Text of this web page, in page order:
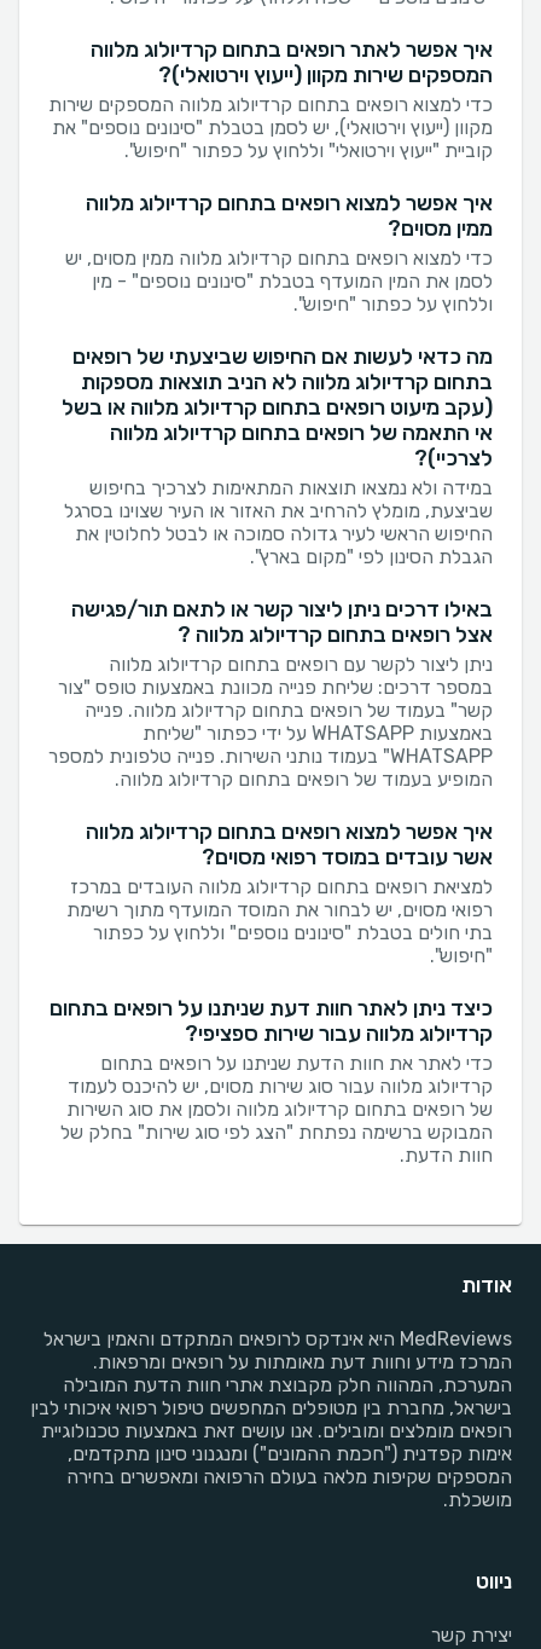
איך אפשר לאתר רופאים בתחום קרדיולוג מלווה
המספקים שירות מקוון (ייעוץ וירטואלי)?
כדי למצוא רופאים בתחום קרדיולוג מלווה המספקים שירות
מקוון (ייעוץ וירטואלי), יש לסמן בטבלת "סינונים נוספים" את
קוביית "ייעוץ וירטואלי" וללחוץ על כפתור "חיפוש".
איך אפשר למצוא רופאים בתחום קרדיולוג מלווה
ממין מסוים?
כדי למצוא רופאים בתחום קרדיולוג מלווה ממין מסוים, יש
לסמן את המין המועדף בטבלת "סינונים נוספים" - מין
וללחוץ על כפתור "חיפוש".
מה כדאי לעשות אם החיפוש שביצעתי של רופאים
בתחום קרדיולוג מלווה לא הניב תוצאות מספקות
(עקב מיעוט רופאים בתחום קרדיולוג מלווה או בשל
אי התאמה של רופאים בתחום קרדיולוג מלווה
לצרכיי)?
במידה ולא נמצאו תוצאות המתאימות לצרכיך בחיפוש
שביצעת, מומלץ להרחיב את האזור או העיר שצוינו בסרגל
החיפוש הראשי לעיר גדולה סמוכה או לבטל לחלוטין את
הגבלת הסינון לפי "מקום בארץ".
באילו דרכים ניתן ליצור קשר או לתאם תור/פגישה
אצל רופאים בתחום קרדיולוג מלווה ?
ניתן ליצור לקשר עם רופאים בתחום קרדיולוג מלווה
במספר דרכים: שליחת פנייה מכוונת באמצעות טופס "צור
קשר" בעמוד של רופאים בתחום קרדיולוג מלווה. פנייה
באמצעות WHATSAPP על ידי כפתור "שליחת
WHATSAPP" בעמוד נותני השירות. פנייה טלפונית למספר
המופיע בעמוד של רופאים בתחום קרדיולוג מלווה.
איך אפשר למצוא רופאים בתחום קרדיולוג מלווה
אשר עובדים במוסד רפואי מסוים?
למציאת רופאים בתחום קרדיולוג מלווה העובדים במרכז
רפואי מסוים, יש לבחור את המוסד המועדף מתוך רשימת
בתי חולים בטבלת "סינונים נוספים" וללחוץ על כפתור
"חיפוש".
כיצד ניתן לאתר חוות דעת שניתנו על רופאים בתחום
קרדיולוג מלווה עבור שירות ספציפי?
כדי לאתר את חוות הדעת שניתנו על רופאים בתחום
קרדיולוג מלווה עבור סוג שירות מסוים, יש להיכנס לעמוד
של רופאים בתחום קרדיולוג מלווה ולסמן את סוג השירות
המבוקש ברשימה נפתחת "הצג לפי סוג שירות" בחלק של
חוות הדעת.
אודות
MedReviews היא אינדקס לרופאים המתקדם והאמין בישראל
המרכז מידע וחוות דעת מאומתות על רופאים ומרפאות.
המערכת, המהווה חלק מקבוצת אתרי חוות הדעת המובילה
בישראל, מחברת בין מטופלים המחפשים טיפול רפואי איכותי לבין
רופאים מומלצים ומובילים. אנו עושים זאת באמצעות טכנולוגיית
אימות קפדנית ("חכמת ההמונים") ומנגנוני סינון מתקדמים,
המספקים שקיפות מלאה בעולם הרפואה ומאפשרים בחירה
מושכלת.
ניווט
יצירת קשר